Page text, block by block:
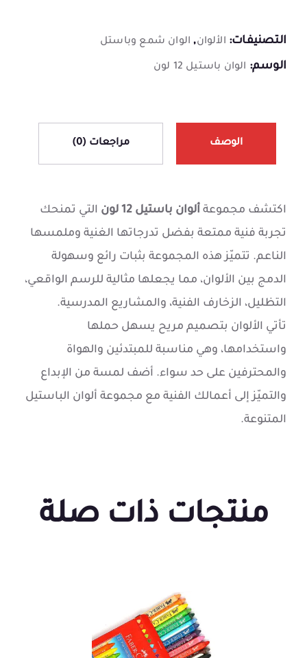
التصنيفات: الألوان, الوان شمع وباستل
الوسم: الوان باستيل 12 لون
الوصف مراجعات (0)
اكتشف مجموعة ألوان باستيل 12 لون
التي تمنحك
تجربة فنية ممتعة بفضل تدرجاتها الغنية وملمسها
الناعم. تتميّز هذه المجموعة بثبات رائع وسهولة
الدمج بين الألوان، مما يجعلها مثالية للرسم الواقعي،
التظليل، الزخارف الفنية، والمشاريع المدرسية.
تأتي الألوان بتصميم مريح يسهل حملها
واستخدامها، وهي مناسبة للمبتدئين والهواة
والمحترفين على حد سواء. أضف لمسة من الإبداع
والتميّز إلى أعمالك الفنية مع مجموعة ألوان الباستيل
المتنوعة.
منتجات ذات صلة